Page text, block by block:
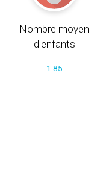
Nombre moyen
d'enfants
1.85